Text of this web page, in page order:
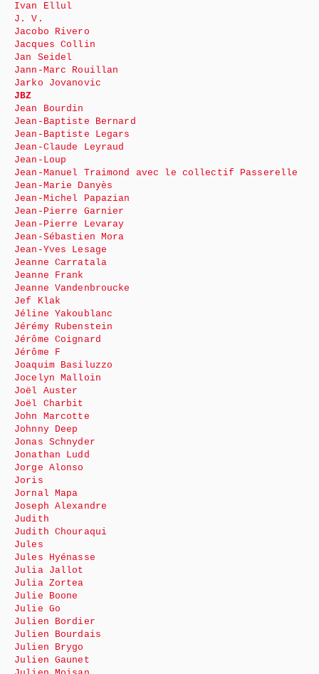
Ivan Ellul
J. V.
Jacobo Rivero
Jacques Collin
Jan Seidel
Jann-Marc Rouillan
Jarko Jovanovic
JBZ
Jean Bourdin
Jean-Baptiste Bernard
Jean-Baptiste Legars
Jean-Claude Leyraud
Jean-Loup
Jean-Manuel Traimond avec le collectif Passerelle
Jean-Marie Danyès
Jean-Michel Papazian
Jean-Pierre Garnier
Jean-Pierre Levaray
Jean-Sébastien Mora
Jean-Yves Lesage
Jeanne Carratala
Jeanne Frank
Jeanne Vandenbroucke
Jef Klak
Jéline Yakoublanc
Jérémy Rubenstein
Jérôme Coignard
Jérôme F
Joaquim Basiluzzo
Jocelyn Malloin
Joël Auster
Joël Charbit
John Marcotte
Johnny Deep
Jonas Schnyder
Jonathan Ludd
Jorge Alonso
Joris
Jornal Mapa
Joseph Alexandre
Judith
Judith Chouraqui
Jules
Jules Hyénasse
Julia Jallot
Julia Zortea
Julie Boone
Julie Go
Julien Bordier
Julien Bourdais
Julien Brygo
Julien Gaunet